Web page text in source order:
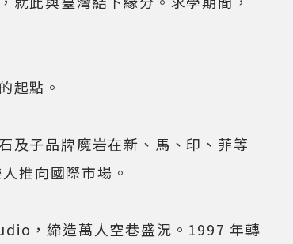
起點。
及子品牌魔岩在新、馬、印、菲等
推向國際市場。
，締造萬人空巷盛況。1997 年轉